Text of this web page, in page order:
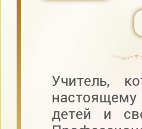
Учитель,
детей и